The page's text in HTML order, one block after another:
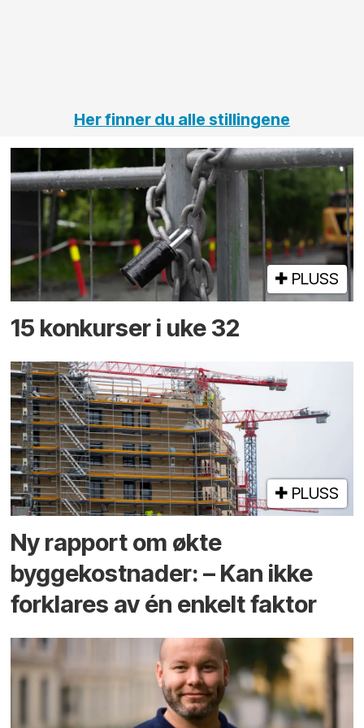
Her finner du alle stillingene
PLUSS
15 konkurser i uke 32
PLUSS
Ny rapport om økte
byggekostnader: – Kan ikke
forklares av én enkelt faktor